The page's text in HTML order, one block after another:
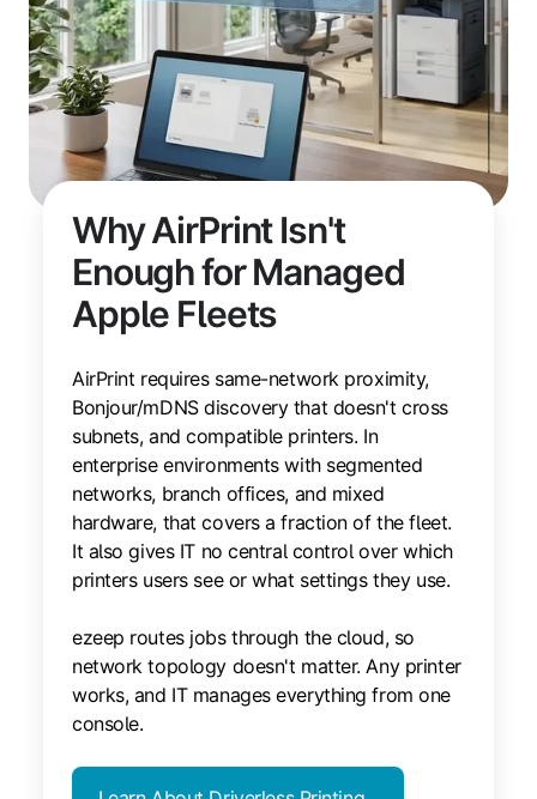
Why AirPrint Isn't
Enough for Managed
Apple Fleets
AirPrint requires same-network proximity,
Bonjour/mDNS discovery that doesn't cross
subnets, and compatible printers. In
enterprise environments with segmented
networks, branch offices, and mixed
hardware, that covers a fraction of the fleet.
It also gives IT no central control over which
printers users see or what settings they use.
ezeep routes jobs through the cloud, so
network topology doesn't matter. Any printer
works, and IT manages everything from one
console.